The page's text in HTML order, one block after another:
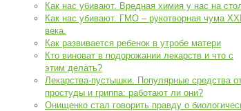
Как нас убивают. Вредная химия у нас на
Как нас убивают. ГМО – рукотворная чума XXI
века.
Как развивается ребенок в утробе матери
Кто виноват в подорожании лекарств и что с
этим делать?
Лекарства-пустышки. Популярные средства
простуды и гриппа: работают ли они?
Онищенко стал говорить правду о